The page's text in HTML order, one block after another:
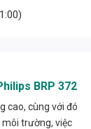
BRP 372
cao, cùng với đó
môi trường, việc